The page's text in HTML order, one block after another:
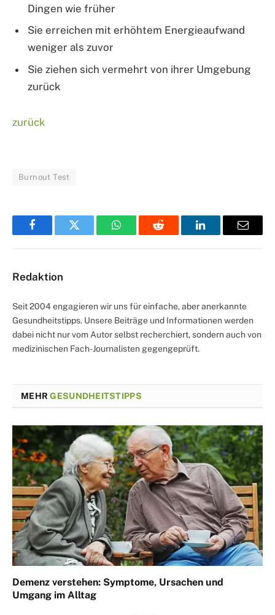
Dingen wie früher
Sie erreichen mit erhöhtem Energieaufwand
weniger als zuvor
Sie ziehen sich vermehrt von ihrer Umgebung
zurück
zurück
Burnout Test
FacebookTwitter WhatsAppReddit LinkedInEmail
Redaktion
Seit 2004 engagieren wir uns für einfache, aber anerkannte
Gesundheitstipps. Unsere Beiträge und Informationen werden
dabei nicht nur vom Autor selbst recherchiert, sondern auch von
medizinischen Fach-Journalisten gegengeprüft.
MEHRGESUNDHEITSTIPPS
Demenz verstehen: Symptome, Ursachen und
Umgang im Alltag